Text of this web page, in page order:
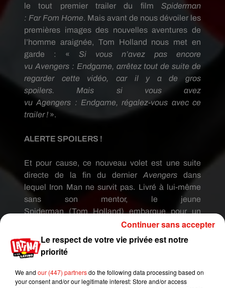
le tout premier trailer du film Spiderman
: Far Fom Home. Mais avant de nous dévoiler les
premières images des nouvelles aventures de
l’homme araignée, Tom
Holland nous met en
garde :
« Si vous n’avez pas encore
vu Avengers: Endgame, arrêtez tout de suite de
regarder cette vidéo, car il y a de gros
spoilers. Mais si vous avez
vuAgengers : Endgame, régalez-vous avec ce
trailer ! ».
ALERTE SPOILERS !
Et pour cause, ce nouveau volet est une suite
directe de la fin du dernier
Avengers
dans
lequel Iron Man ne survit pas. Livré à lui-même
sans son mentor, le jeune
Spiderman
(Tom Holland)
embarque pour un
voyage scolaire en Europe. Entre Londres et
Venise, il va devoir faire ses preuves, et
notamment auprès de Nick
Jackson)
alias Mysterio (Jake Gyllenhaal). « Le monde a
besoin d’un nouveau
Iron Man ! », entend-on
Le respect de votre vie privée est notre
priorité
We and our (447) partnersdo the following data processing based on
your consent and/or our legitimate interest: Store and/or access
Continuer sans accepter